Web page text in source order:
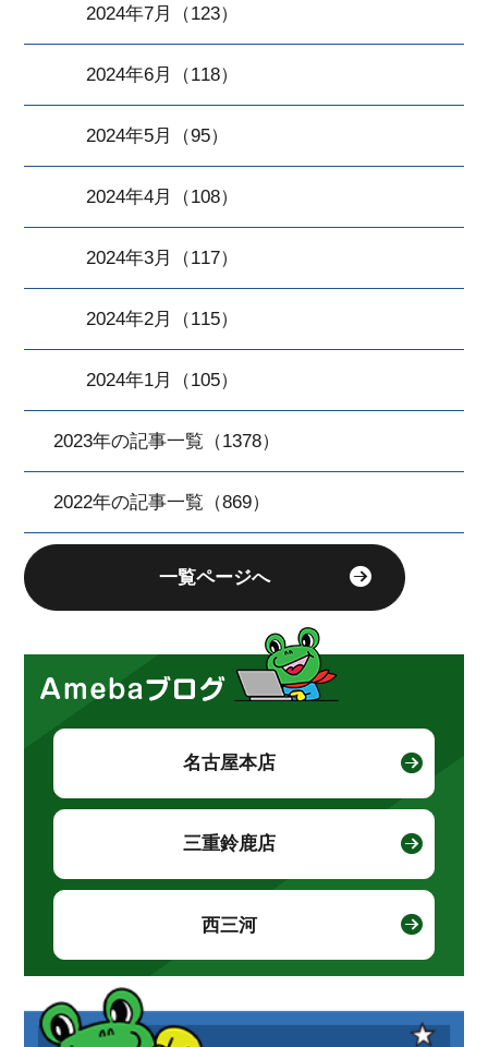
2024年7月（123）
2024年6月（118）
2024年5月（95）
2024年4月（108）
2024年3月（117）
2024年2月（115）
2024年1月（105）
2023年の記事一覧（1378）
2022年の記事一覧（869）
一覧ページへ
名古屋本店
三重鈴鹿店
西三河